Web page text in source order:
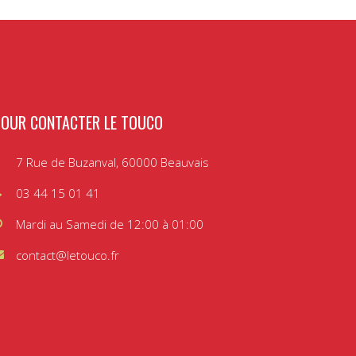
CONTACTER LE TOUCO
7 Rue de Buzanval, 60000 Beauvais
03 44 15 01 41
Mardi au Samedi de 12:00 à 01:00
contact@letouco.fr